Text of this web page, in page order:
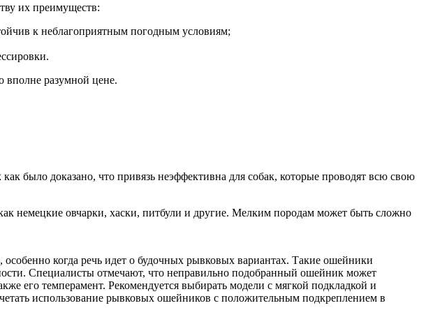
их преимуществ:
к неблагоприятным погодным условиям;
вполне разумной цене.
было доказано, что привязь неэффективна для собак, которые проводят всю свою
немецкие овчарки, хаски, питбули и другие. Мелким породам может быть сложно
когда речь идет о будочных рывковых вариантах. Такие ошейники
Специалисты отмечают, что неправильно подобранный ошейник может
его темперамент. Рекомендуется выбирать модели с мягкой подкладкой и
использование рывковых ошейников с положительным подкреплением в